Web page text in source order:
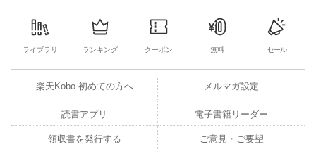
ライブラリ ランキング クーポン 無料 セール
楽天Kobo 初めての方へ メルマガ設定
読書アプリ 電子書籍リーダー
領収書を発行する ご意見・ご要望